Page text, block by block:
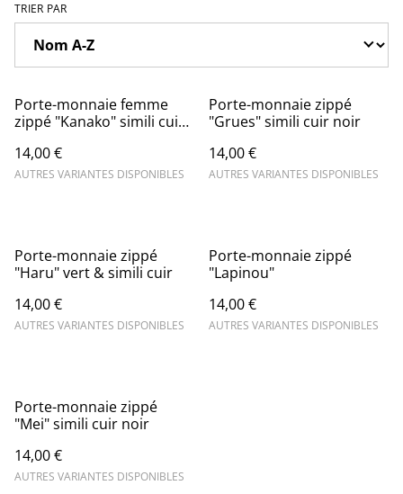
TRIER PAR
Porte-monnaie femme
zippé "Kanako" simili cuir
14,00 €
AUTRES VARIANTES DISPONIBLES
Porte-monnaie zippé
"Grues" simili cuir noir
14,00 €
AUTRES VARIANTES DISPONIBLES
Porte-monnaie zippé
"Haru" vert & simili cuir
14,00 €
AUTRES VARIANTES DISPONIBLES
Porte-monnaie zippé
"Lapinou"
14,00 €
AUTRES VARIANTES DISPONIBLES
Porte-monnaie zippé
"Mei" simili cuir noir
14,00 €
AUTRES VARIANTES DISPONIBLES